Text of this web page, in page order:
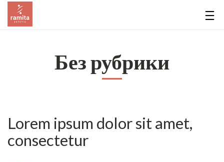
Без рубрики
Lorem ipsum dolor sit amet,
consectetur